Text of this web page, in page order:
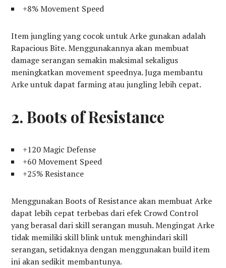
+8% Movement Speed
Item jungling yang cocok untuk Arke gunakan adalah
Rapacious Bite. Menggunakannya akan membuat
damage serangan semakin maksimal sekaligus
meningkatkan movement speednya. Juga membantu
Arke untuk dapat farming atau jungling lebih cepat.
2. Boots of Resistance
+120 Magic Defense
+60 Movement Speed
+25% Resistance
Menggunakan Boots of Resistance akan membuat Arke
dapat lebih cepat terbebas dari efek Crowd Control
yang berasal dari skill serangan musuh. Mengingat Arke
tidak memiliki skill blink untuk menghindari skill
serangan, setidaknya dengan menggunakan build item
ini akan sedikit membantunya.